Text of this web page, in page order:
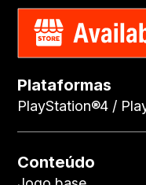
Plataformas
PlayStation®4 /
Conteúdo